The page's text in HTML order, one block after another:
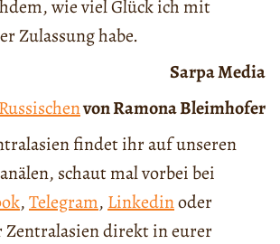
wie viel Glück ich mit
Zulassung habe.
Sarpa Media
Russischenvon Ramona Bleimhofer
findet ihr auf unseren
schaut mal vorbei bei
,Telegram, Linkedinoder
Zentralasien direkt in eurer